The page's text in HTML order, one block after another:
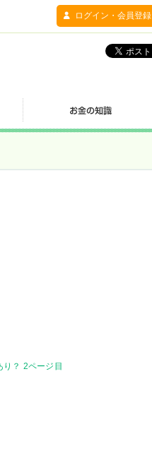
ログイン・会員登録
？ 2ページ目